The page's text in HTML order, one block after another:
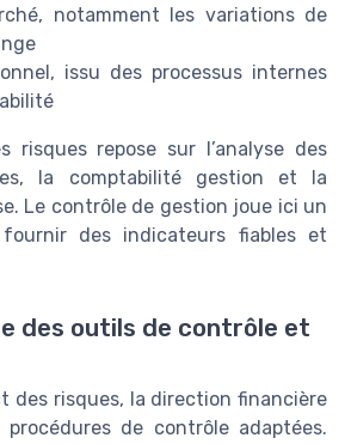
notamment les variations de
issu des processus internes
risques repose sur l’analyse des
la comptabilité gestion et la
Le contrôle de gestion joue ici un
des indicateurs fiables et
des outils de contrôle et
des risques, la direction financière
de contrôle adaptées.